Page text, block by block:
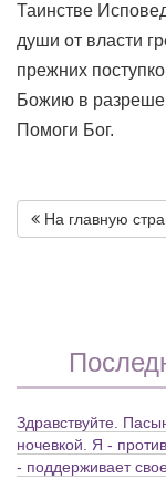
Таинстве
души от власти
прежних
Божию в
Помоги Бог.
На главную
Здравствуйте.
ночевкой. Я -
- поддерживает